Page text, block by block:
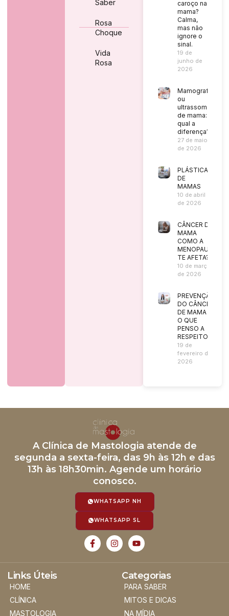
Saber
Rosa
Choque
Vida
Rosa
caroço na
mama?
Calma,
mas não
ignore o
sinal.
19 de
junho de
2026
Mamografia
ou
ultrassom
de mama:
qual a
diferença?
27 de maio
de 2026
PLÁSTICA
DE
MAMAS
10 de abril
de 2026
CÂNCER DE
MAMA
COMO A
MENOPAUSA
TE AFETA?
10 de março
de 2026
PREVENÇÃO
DO CÂNCER
DE MAMA |
O QUE
PENSO A
RESPEITO?
19 de
fevereiro de
2026
A Clínica de Mastologia atende de
segunda a sexta-feira, das 9h às 12h e das
13h às 18h30min. Agende um horário
conosco.
WHATSAPP NH
WHATSAPP SL
Links Úteis
HOME
CLÍNICA
MASTOLOGIA
Categorias
PARA SABER
MITOS E DICAS
NA MÍDIA